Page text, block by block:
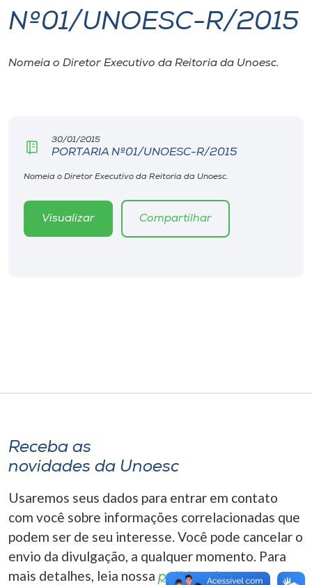
I.nova
CPA
Editora
Selecione
o idioma
A+
Nº01/UNOESC-R/2015
Nomeia o Diretor Executivo da Reitoria da Unoesc.
30/01/2015
PORTARIA Nº01/UNOESC-R/2015
Nomeia o Diretor Executivo da Reitoria da Unoesc.
Visualizar Compartilhar
Receba as
novidades da Unoesc
Usaremos seus dados para entrar em contato
com você sobre informações correlacionadas que
podem ser de seu interesse. Você pode cancelar o
envio da divulgação, a qualquer momento. Para
mais detalhes, leia nossa política de